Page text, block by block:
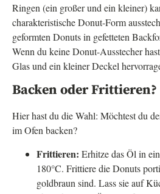
Ringen (ein großer und ein kleiner)
charakteristische Donut-Form
geformten Donuts in gefetteten
Wenn du keine Donut-Ausstecher
Glas und ein kleiner Deckel
Backen oder Frittieren?
Hier hast du die Wahl: Möchtest du
im Ofen backen?
Frittieren: Erhitze das Öl in
180°C. Frittiere die Donuts
goldbraun sind. Lass sie auf